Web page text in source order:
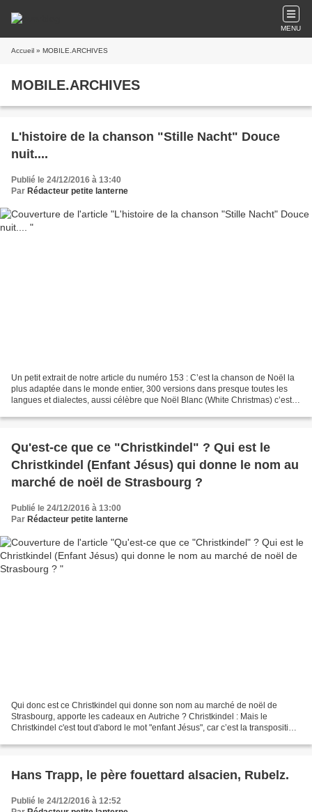
MENU
Accueil » MOBILE.ARCHIVES
MOBILE.ARCHIVES
L'histoire de la chanson "Stille Nacht" Douce
nuit....
Publié le 24/12/2016 à 13:40
Par Rédacteur petite lanterne
Un petit extrait de notre article du numéro 153 : C’est la chanson de Noël la
plus adaptée dans le monde entier, 300 versions dans presque toutes les
langues et dialectes, aussi célèbre que Noël Blanc (White Christmas) c’est
Qu'est-ce que ce "Christkindel" ? Qui est le
Christkindel (Enfant Jésus) qui donne le nom au
marché de noël de Strasbourg ?
Publié le 24/12/2016 à 13:00
Par Rédacteur petite lanterne
Qui donc est ce Christkindel qui donne son nom au marché de noël de
Strasbourg, apporte les cadeaux en Autriche ? Christkindel : Mais le
Christkindel c'est tout d'abord le mot "enfant Jésus", car c’est la transposition
Hans Trapp, le père fouettard alsacien, Rubelz.
Publié le 24/12/2016 à 12:52